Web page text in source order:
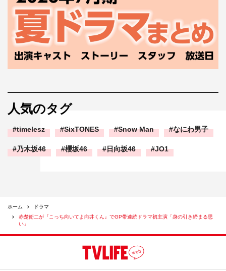
人気のタグ
timelesz SixTONES Snow Man なにわ男子
乃木坂46 櫻坂46 日向坂46 JO1
ホーム
ドラマ
赤楚衛二が『こっち向いてよ向井くん』でGP帯連続ドラマ初主演「身の引き締まる思
い」